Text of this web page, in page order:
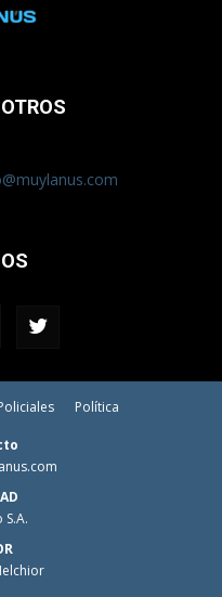
Política